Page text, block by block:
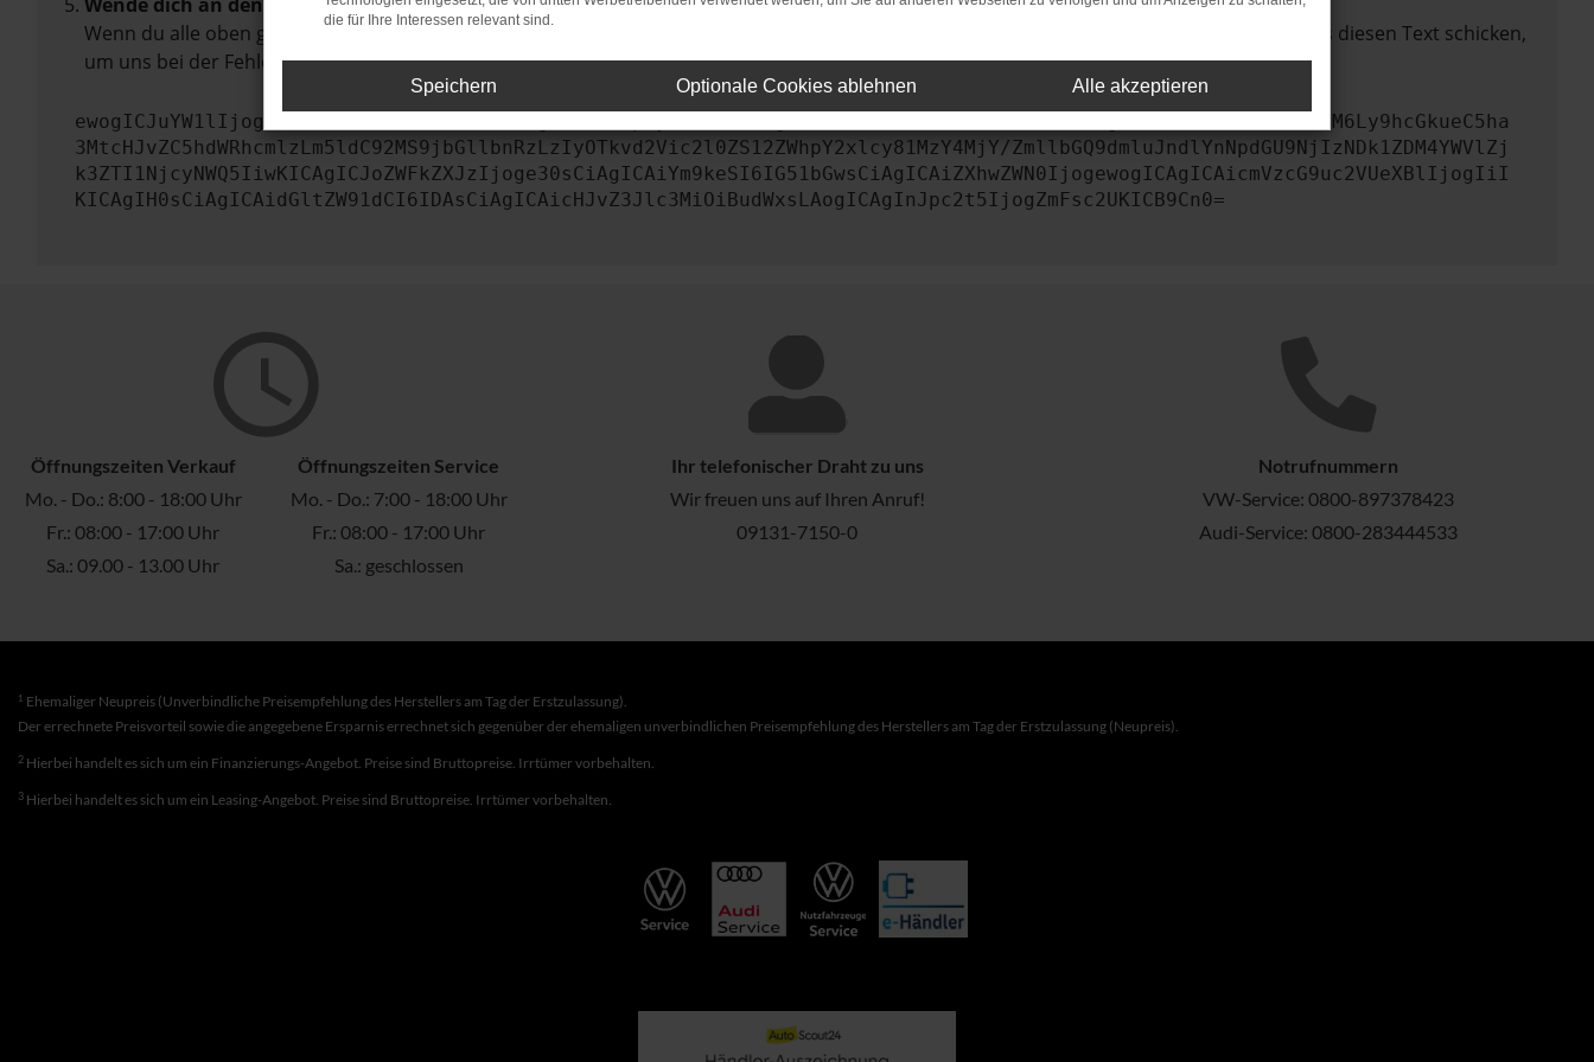
Wenn du alle oben genannten Schritte versucht hast, kontaktiere uns bitte. Wir werden versuchen, das Problem zu beheben. Du kannst uns diesen Text schicken,
um uns bei der Fehlersuche zu unterstützen:
ewogICJuYW1lIjogIk5ldHdvcmtFcnJvciIsCiAgImNvbmZpZyI6IHsKICAgICJtZXRob2QiOiAiR0VUIiwKICAgICJ1cmwiOiAiaHR0cHM6Ly9hcGkueC5ha
3MtcHJvZC5hdWRhcmlzLm5ldC92MS9jbGllbnRzLzIyOTkvd2Vic2l0ZS12ZWhpY2xlcy81MzY4MjY/ZmllbGQ9dmluJndlYnNpdGU9NjIzNDk1ZDM4YWVlZj
k3ZTI1NjcyNWQ5IiwKICAgICJoZWFkZXJzIjoge30sCiAgICAiYm9keSI6IG51bGwsCiAgICAiZXhwZWN0IjogewogICAgICAicmVzcG9uc2VUeXBlIjogIiI
KICAgIH0sCiAgICAidGltZW91dCI6IDAsCiAgICAicHJvZ3Jlc3MiOiBudWxsLAogICAgInJpc2t5IjogZmFsc2UKICB9Cn0=
Öffnungszeiten Verkauf
Mo. - Do.: 8:00 - 18:00 Uhr
Fr.: 08:00 - 17:00 Uhr
Sa.: 09.00 - 13.00 Uhr
Öffnungszeiten Service
Mo. - Do.: 7:00 - 18:00 Uhr
Fr.: 08:00 - 17:00 Uhr
Sa.: geschlossen
Ihr telefonischer Draht zu uns
Wir freuen uns auf Ihren Anruf!
09131-7150-0
Notrufnummern
VW-Service: 0800-897378423
Audi-Service: 0800-283444533
1 Ehemaliger Neupreis (Unverbindliche Preisempfehlung des Herstellers am Tag der Erstzulassung).
Der errechnete Preisvorteil sowie die angegebene Ersparnis errechnet sich gegenüber der ehemaligen unverbindlichen Preisempfehlung des Herstellers am Tag der Erstzulassung (Neupreis).
2 Hierbei handelt es sich um ein Finanzierungs-Angebot. Preise sind Bruttopreise. Irrtümer vorbehalten.
3 Hierbei handelt es sich um ein Leasing-Angebot. Preise sind Bruttopreise. Irrtümer vorbehalten.
die für Ihre Interessen relevant sind.
Speichern Optionale Cookies ablehnen Alle akzeptieren